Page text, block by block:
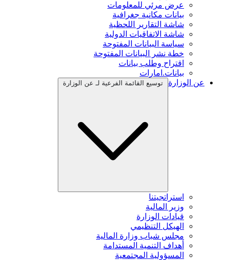
عرض مرئي للمعلومات
بيانات مكانية جغرافية
شاشة التقارير اللحظية
شاشة الاتفاقيات الدولية
سياسة البيانات المفتوحة
خطة نشر البيانات المفتوحة
اقتراح وطلب بيانات
بيانات.امارات
عن الوزارة
توسيع القائمة الفرعية لـ عن الوزارة
استراتجيتنا
وزير المالية
قيادات الوزارة
الهيكل التنظيمي
مجلس شباب وزارة المالية
أهداف التنمية المستدامة
المسؤولية المجتمعية